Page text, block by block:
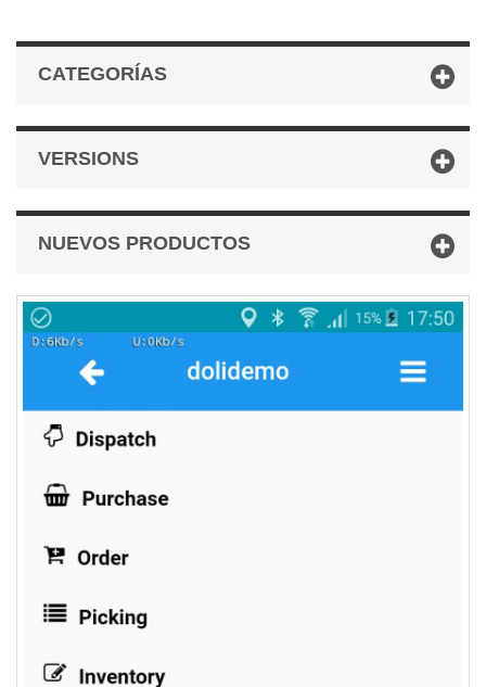
CATEGORÍAS
VERSIONS
NUEVOS PRODUCTOS